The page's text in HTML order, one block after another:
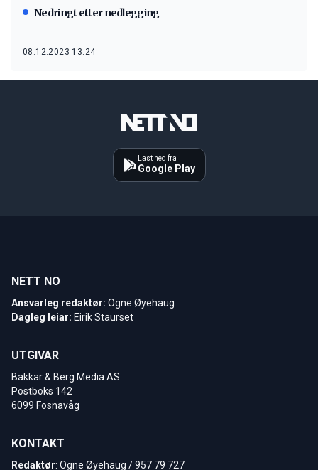
Nedringt etter nedlegging
08.12.2023 13:24
Last ned fra
Google Play
NETT NO
Ansvarleg redaktør: Ogne Øyehaug
Dagleg leiar: Eirik Staurset
UTGIVAR
Bakkar & Berg Media AS
Postboks 142
6099 Fosnavåg
KONTAKT
Redaktør: Ogne Øyehaug / 957 79 727